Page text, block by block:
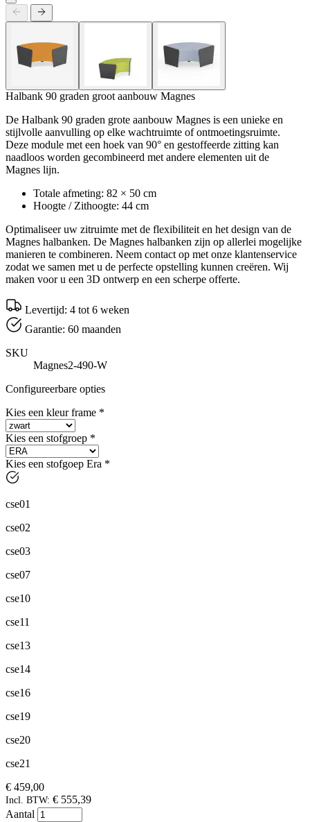
Halbank 90 graden groot aanbouw Magnes
De Halbank 90 graden grote aanbouw Magnes is een unieke en
stijlvolle aanvulling op elke wachtruimte of ontmoetingsruimte.
Deze module met een hoek van 90° en gestoffeerde zitting kan
naadloos worden gecombineerd met andere elementen uit de
Magnes lijn.
Totale afmeting: 82 × 50 cm
Hoogte / Zithoogte: 44 cm
Optimaliseer uw zitruimte met de flexibiliteit en het design van de
Magnes halbanken. De Magnes halbanken zijn op allerlei mogelijke
manieren te combineren. Neem contact op met onze klantenservice
zodat we samen met u de perfecte opstelling kunnen creëren. Wij
maken voor u een 3D ontwerp en een scherpe offerte.
Levertijd: 4 tot 6 weken
Garantie: 60 maanden
SKU
Magnes2-490-W
Configureerbare opties
Kies een kleur frame *
Kies een stofgroep *
Kies een stofgoep Era *
cse01
cse02
cse03
cse07
cse10
cse11
cse13
cse14
cse16
cse19
cse20
cse21
€ 459,00
Incl. BTW: € 555,39
Aantal